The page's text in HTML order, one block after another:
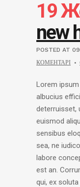
19
new
POSTED AT
КОМЕНТАРІ
Lorem
albucius
deterruisset,
euismod
sensibus
sea, ne
labore
est an.
qui, ex